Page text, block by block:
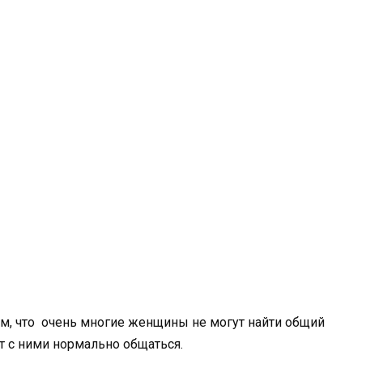
что очень многие женщины не могут найти общий
ними нормально общаться.